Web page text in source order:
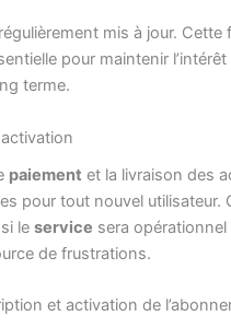
mis à jour. Cette
pour maintenir l’intérêt
terme.
paiement et la livraison des
pour tout nouvel utilisateur.
si leservice sera opérationnel
de frustrations.
et activation de